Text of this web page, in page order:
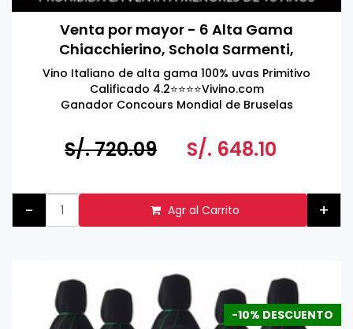
Venta por mayor - 6 Alta Gama
Chiacchierino, Schola Sarmenti,
Manduria DOC, Italia 750ml
Vino Italiano de alta gama 100% uvas Primitivo
Calificado 4.2⭐️⭐️⭐️⭐️Vivino.com
Ganador Concours Mondial de Bruselas
S/. 720.09 S/. 648.10
- Agr al Carrito +
-10% DESCUENTO